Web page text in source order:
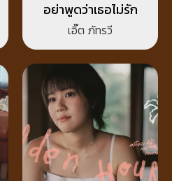
อย่าพูดว่าเธอไม่รัก
เอิ๊ต ภัทรวี